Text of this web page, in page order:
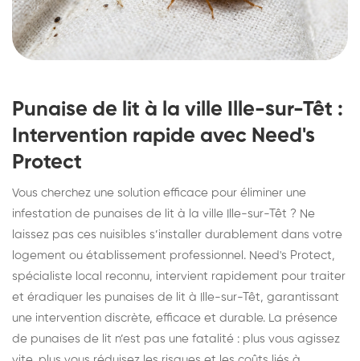
Punaise de lit à la ville Ille-sur-Têt :
Intervention rapide avec Need's
Protect
Vous cherchez une solution efficace pour éliminer une
infestation de punaises de lit à la ville Ille-sur-Têt ? Ne
laissez pas ces nuisibles s’installer durablement dans votre
logement ou établissement professionnel. Need's Protect,
spécialiste local reconnu, intervient rapidement pour traiter
et éradiquer les punaises de lit à Ille-sur-Têt, garantissant
une intervention discrète, efficace et durable. La présence
de punaises de lit n’est pas une fatalité : plus vous agissez